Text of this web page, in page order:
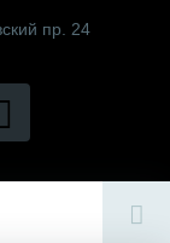
пр. 24